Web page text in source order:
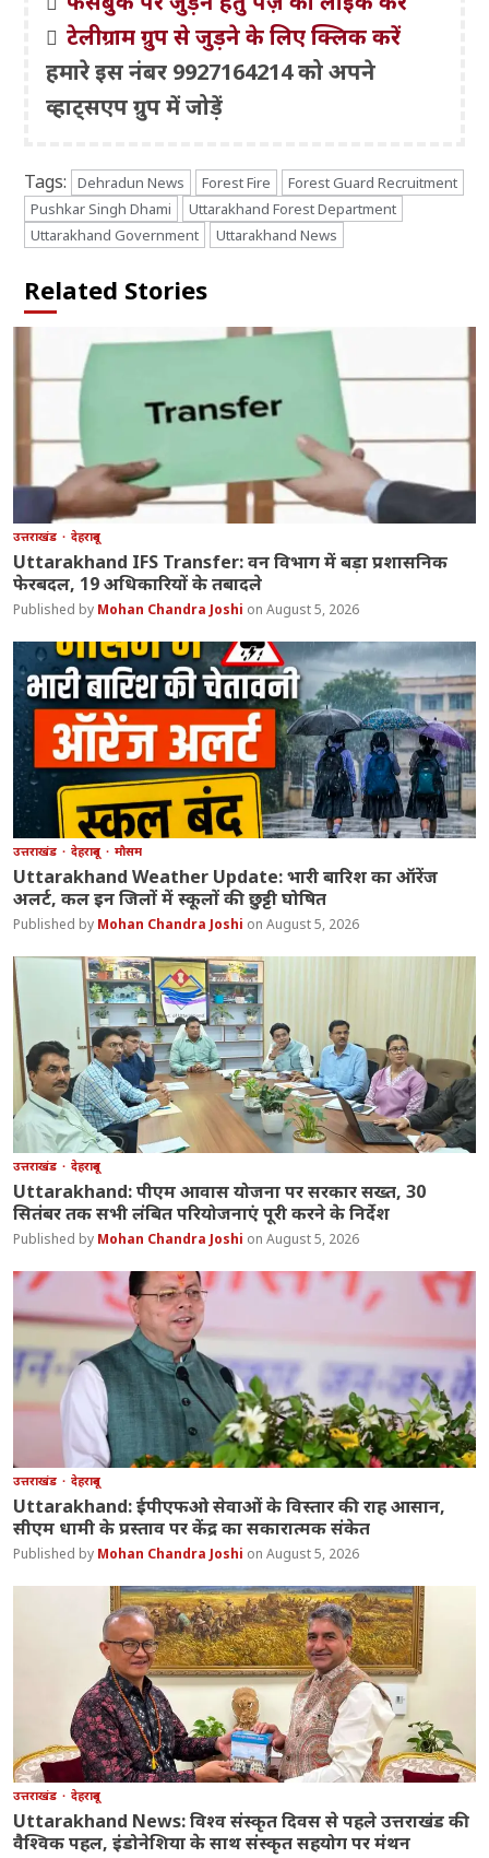
टेलीग्राम ग्रुप से जुड़ने के लिए क्लिक करें
हमारे इस नंबर 9927164214 को अपने
व्हाट्सएप ग्रुप में जोड़ें
Tags: Dehradun News Forest Fire
Forest Guard Recruitment
Pushkar Singh Dhami
Uttarakhand Forest Department
Uttarakhand Government
Uttarakhand News
Related Stories
उत्तराखंड देहरादून
Uttarakhand IFS Transfer: वन विभाग में बड़ा प्रशासनिक
फेरबदल, 19 अधिकारियों के तबादले
Mohan Chandra Joshi August 5, 2026
उत्तराखंड देहरादून मौसम
Uttarakhand Weather Update: भारी बारिश का ऑरेंज
अलर्ट, कल इन जिलों में स्कूलों की छुट्टी घोषित
Mohan Chandra Joshi August 5, 2026
उत्तराखंड देहरादून
Uttarakhand: पीएम आवास योजना पर सरकार सख्त, 30
सितंबर तक सभी लंबित परियोजनाएं पूरी करने के निर्देश
Mohan Chandra Joshi August 5, 2026
उत्तराखंड देहरादून
Uttarakhand: ईपीएफओ सेवाओं के विस्तार की राह आसान,
सीएम धामी के प्रस्ताव पर केंद्र का सकारात्मक संकेत
Mohan Chandra Joshi August 5, 2026
उत्तराखंड देहरादून
Uttarakhand News: विश्व संस्कृत दिवस से पहले उत्तराखंड की
वैश्विक पहल, इंडोनेशिया के साथ संस्कृत सहयोग पर मंथन